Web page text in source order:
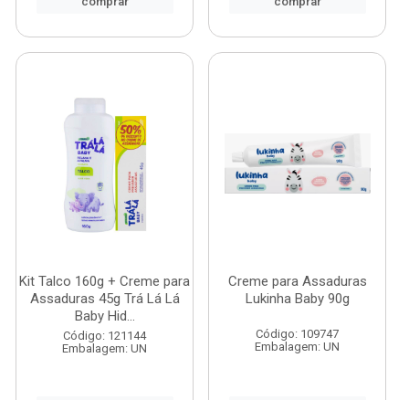
Kit Talco 160g + Creme para
Assaduras 45g Trá Lá Lá
Baby Hid...
Código: 121144
Embalagem: UN
Creme para Assaduras
Lukinha Baby 90g
Código: 109747
Embalagem: UN